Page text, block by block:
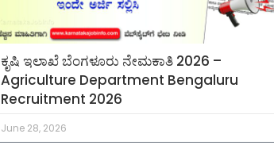
ಕೃಷಿ ಇಲಾಖೆ ಬೆಂಗಳೂರು ನೇಮಕಾತಿ 2026 –
Agriculture Department Bengaluru
Recruitment 2026
June 28, 2026